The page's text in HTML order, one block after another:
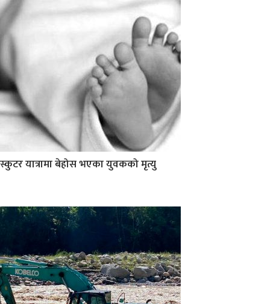
स्कुटर यात्रामा बेहोस भएका युवकको मृत्यु